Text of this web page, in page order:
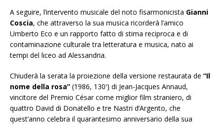
A seguire, l’intervento musicale del noto fisarmonicista Gianni
Coscia, che attraverso la sua musica ricorderà l’amico
Umberto Eco e un rapporto fatto di stima reciproca e di
contaminazione culturale tra letteratura e musica, nato ai
tempi del liceo ad Alessandria.
Chiuderà la serata la proiezione della versione restaurata de “Il
nome della rosa” (1986, 130′) di Jean-Jacques Annaud,
vincitore del Premio César come miglior film straniero, di
quattro David di Donatello e tre Nastri d’Argento, che
quest’anno celebra il quarantesimo anniversario della sua